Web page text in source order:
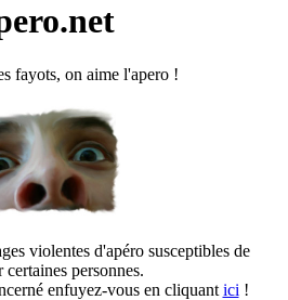
fayots, on aime l'apero !
violentes d'apéro susceptibles de
certaines personnes.
enfuyez-vous en cliquant ici !